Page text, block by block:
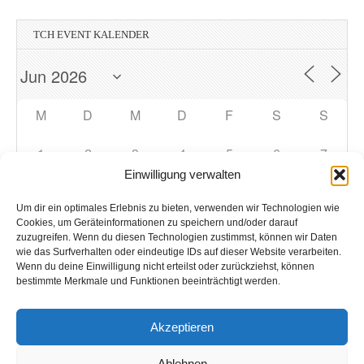
Einwilligung verwalten
Um dir ein optimales Erlebnis zu bieten, verwenden wir Technologien wie
Cookies, um Geräteinformationen zu speichern und/oder darauf
zuzugreifen. Wenn du diesen Technologien zustimmst, können wir Daten
wie das Surfverhalten oder eindeutige IDs auf dieser Website verarbeiten.
Wenn du deine Einwilligung nicht erteilst oder zurückziehst, können
bestimmte Merkmale und Funktionen beeinträchtigt werden.
Akzeptieren
TCH EVENT KALENDER
M D M D F S S
1 2 3 4 5 6 7
8 10 11 12 13
15 16 17 18 19 20 21
29 30 1 2 3 4 5